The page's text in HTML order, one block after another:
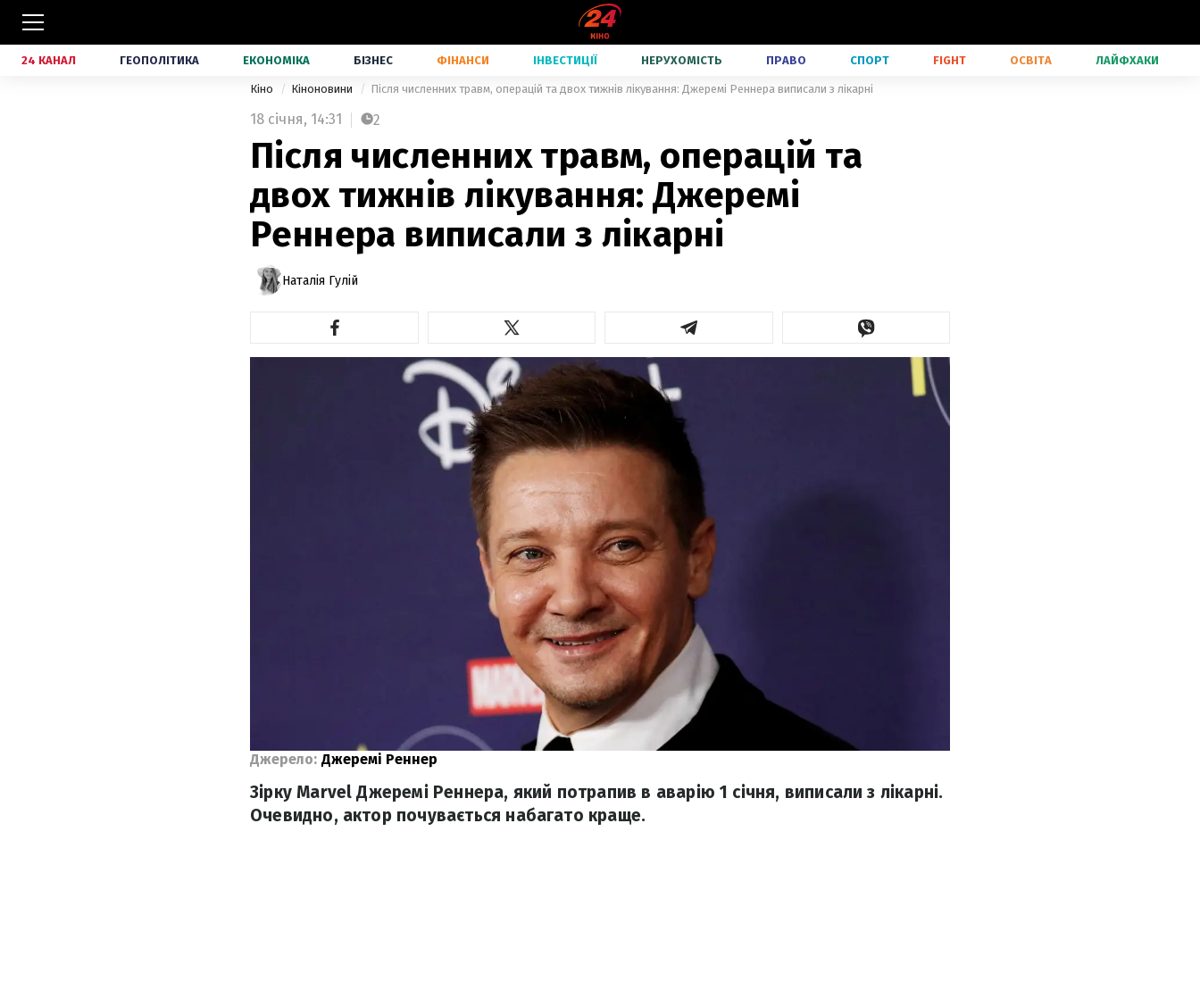
24 КАНАЛ ГЕОПОЛІТИКА ЕКОНОМІКА БІЗНЕС ФІНАНСИ ІНВЕСТИЦІЇ НЕРУХОМІСТЬ ПРАВО СПОРТ FIGHT ОСВІТА ЛАЙФХАКИ
Кіно Кіноновини Після численних травм, операцій та двох тижнів лікування: Джеремі Реннера виписали з лікарні
18 січня, 14:31 2
Після численних травм, операцій та
двох тижнів лікування: Джеремі
Реннера виписали з лікарні
Наталія Гулій
Джерело: Джеремі Реннер
Зірку Marvel Джеремі Реннера, який потрапив в аварію 1 січня, виписали з лікарні.
Очевидно, актор почувається набагато краще.